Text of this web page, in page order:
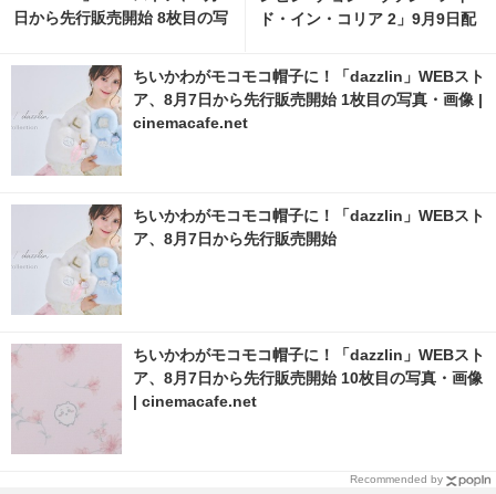
日から先行販売開始 8枚目の写
ド・イン・コリア 2」9月9日配
ちいかわがモコモコ帽子に！「dazzlin」WEBスト
ア、8月7日から先行販売開始 1枚目の写真・画像 |
cinemacafe.net
ちいかわがモコモコ帽子に！「dazzlin」WEBスト
ア、8月7日から先行販売開始
ちいかわがモコモコ帽子に！「dazzlin」WEBスト
ア、8月7日から先行販売開始 10枚目の写真・画像
| cinemacafe.net
Recommended by